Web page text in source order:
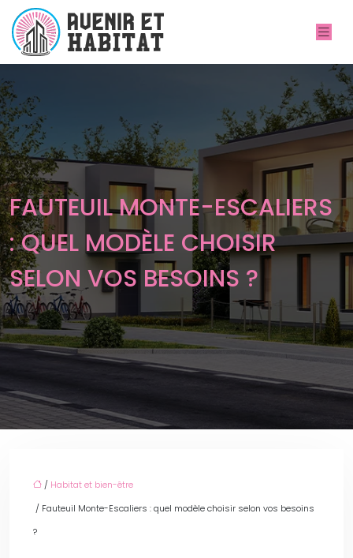
FAUTEUIL MONTE-ESCALIERS
: QUEL MODÈLE CHOISIR
SELON VOS BESOINS ?
/ Habitat et bien-être
/ Fauteuil Monte-Escaliers : quel modèle choisir selon vos besoins
?